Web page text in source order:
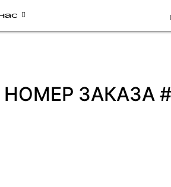
НОМЕР ЗАКАЗА